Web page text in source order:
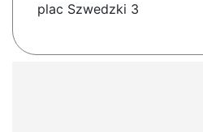
plac Szwedzki 3